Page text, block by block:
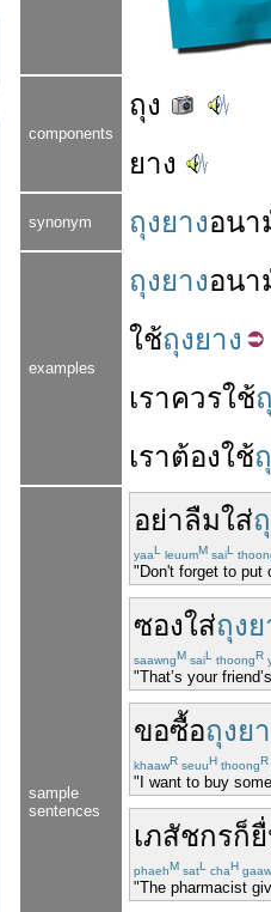
components
ถุง
ยาง
synonym ถุงยางอนา
examples
ถุงยางอนา
ใช้ถุงยาง
เราควรใช้
เราต้องใช้
sample
sentences
อย่าลืมใส่
yaaL leuumM saiL
"Don't forget to put
ซองใส่ถุงย
saawngM saiL thoongR
"That’s your
ขอซื้อถุงย
khaawR seuuH thoongR
"I want to buy
เภสัชกรก็
phaehM satL chaH
"The pharmacist